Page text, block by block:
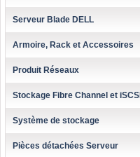
Serveur Blade DELL
Armoire, Rack et Accessoires
Produit Réseaux
Stockage Fibre Channel et iSCSI
Système de stockage
Pièces détachées Serveur